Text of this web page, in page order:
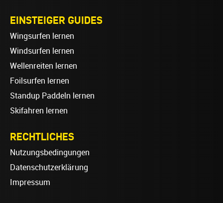
EINSTEIGER GUIDES
Wingsurfen lernen
Windsurfen lernen
Wellenreiten lernen
Foilsurfen lernen
Standup Paddeln lernen
Skifahren lernen
RECHTLICHES
Nutzungsbedingungen
Datenschutzerklärung
Impressum